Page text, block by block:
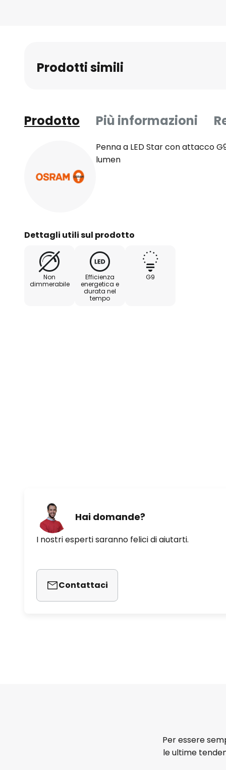
Prodotti simili
Prodotto Più informazioni
Penna a LED Star con attacco
lumen
Dettagli utili sul prodotto
Non
dimmerabile
Efficienza
energetica e
durata nel
tempo
G9
Hai domande?
I nostri esperti saranno felici di aiutarti.
Contattaci
Per essere
le ultime